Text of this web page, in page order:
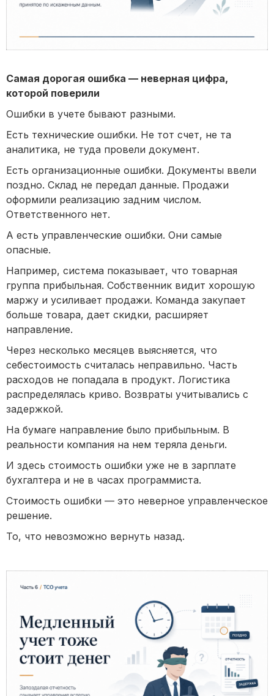
Самая дорогая ошибка — неверная цифра,
которой поверили
Ошибки в учете бывают разными.
Есть технические ошибки. Не тот счет, не та
аналитика, не туда провели документ.
Есть организационные ошибки. Документы ввели
поздно. Склад не передал данные. Продажи
оформили реализацию задним числом.
Ответственного нет.
А есть управленческие ошибки. Они самые
опасные.
Например, система показывает, что товарная
группа прибыльная. Собственник видит хорошую
маржу и усиливает продажи. Команда закупает
больше товара, дает скидки, расширяет
направление.
Через несколько месяцев выясняется, что
себестоимость считалась неправильно. Часть
расходов не попадала в продукт. Логистика
распределялась криво. Возвраты учитывались с
задержкой.
На бумаге направление было прибыльным. В
реальности компания на нем теряла деньги.
И здесь стоимость ошибки уже не в зарплате
бухгалтера и не в часах программиста.
Стоимость ошибки — это неверное управленческое
решение.
То, что невозможно вернуть назад.